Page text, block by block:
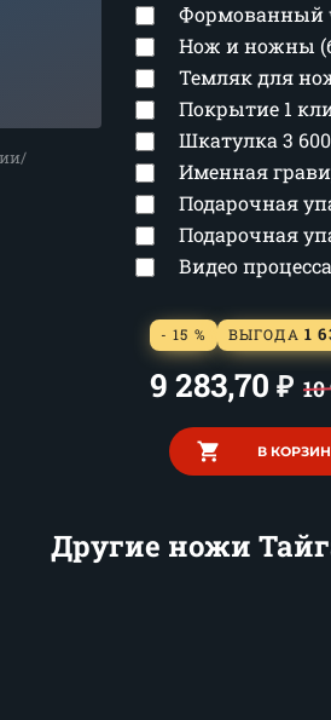
Формованный
Нож и ножны
Темляк для
Покрытие 1
Шкатулка 3 600
Именная
Подарочная
Подарочная
Видео
- 15 % ВЫГОДА 1
9 283,70 ₽ 10
В
Другие ножи